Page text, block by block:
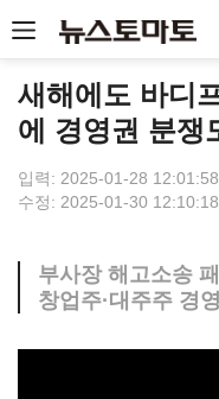
새해에도 바디
에 경영권 분쟁
입력: 2025-01-28 12:01:58
수정: 2025-01-30 12:10:18
부사장 해고소송
창업주·대주주 경